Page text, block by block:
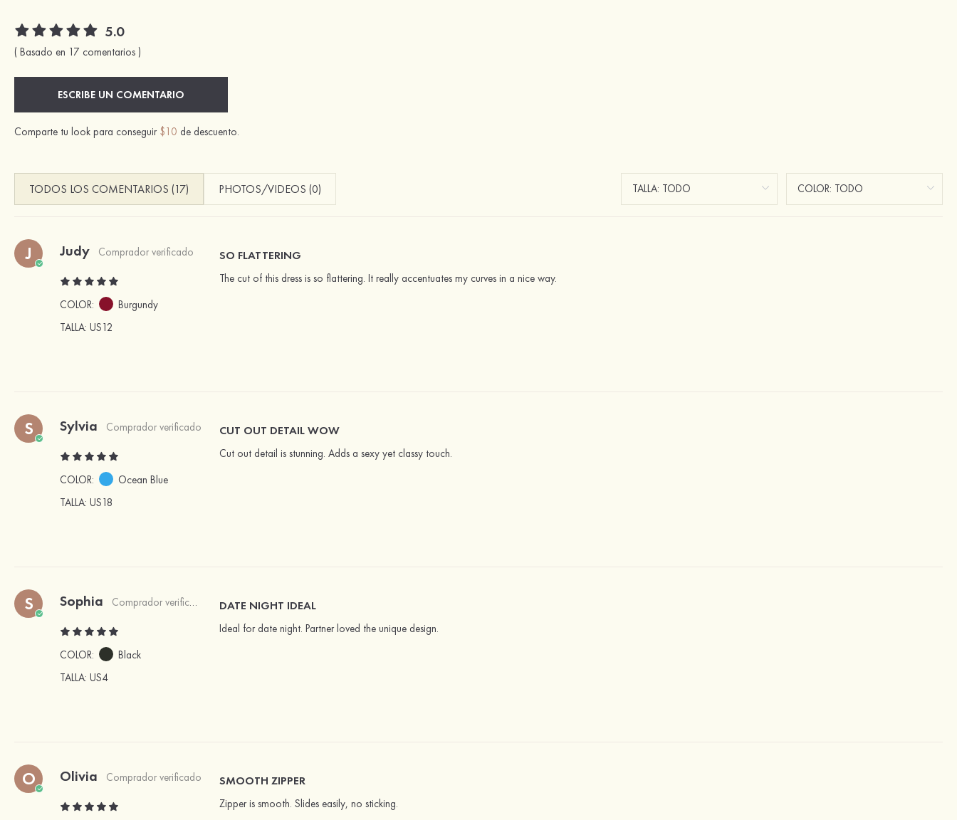
5.0
( Basado en 17 comentarios )
ESCRIBE UN COMENTARIO
Comparte tu look para conseguir $10 de descuento.
TODOS LOS COMENTARIOS (17) PHOTOS/VIDEOS (0)
J Judy Comprador verificado
COLOR:
Burgundy
TALLA: US12
SO FLATTERING
The cut of this dress is so flattering. It really accentuates my curves in a nice way.
S Sylvia Comprador verificado
COLOR:
Ocean Blue
TALLA: US18
CUT OUT DETAIL WOW
Cut out detail is stunning. Adds a sexy yet classy touch.
S Sophia Comprador verificado
COLOR:
Black
TALLA: US4
DATE NIGHT IDEAL
Ideal for date night. Partner loved the unique design.
O Olivia Comprador verificado SMOOTH ZIPPER
Zipper is smooth. Slides easily, no sticking.